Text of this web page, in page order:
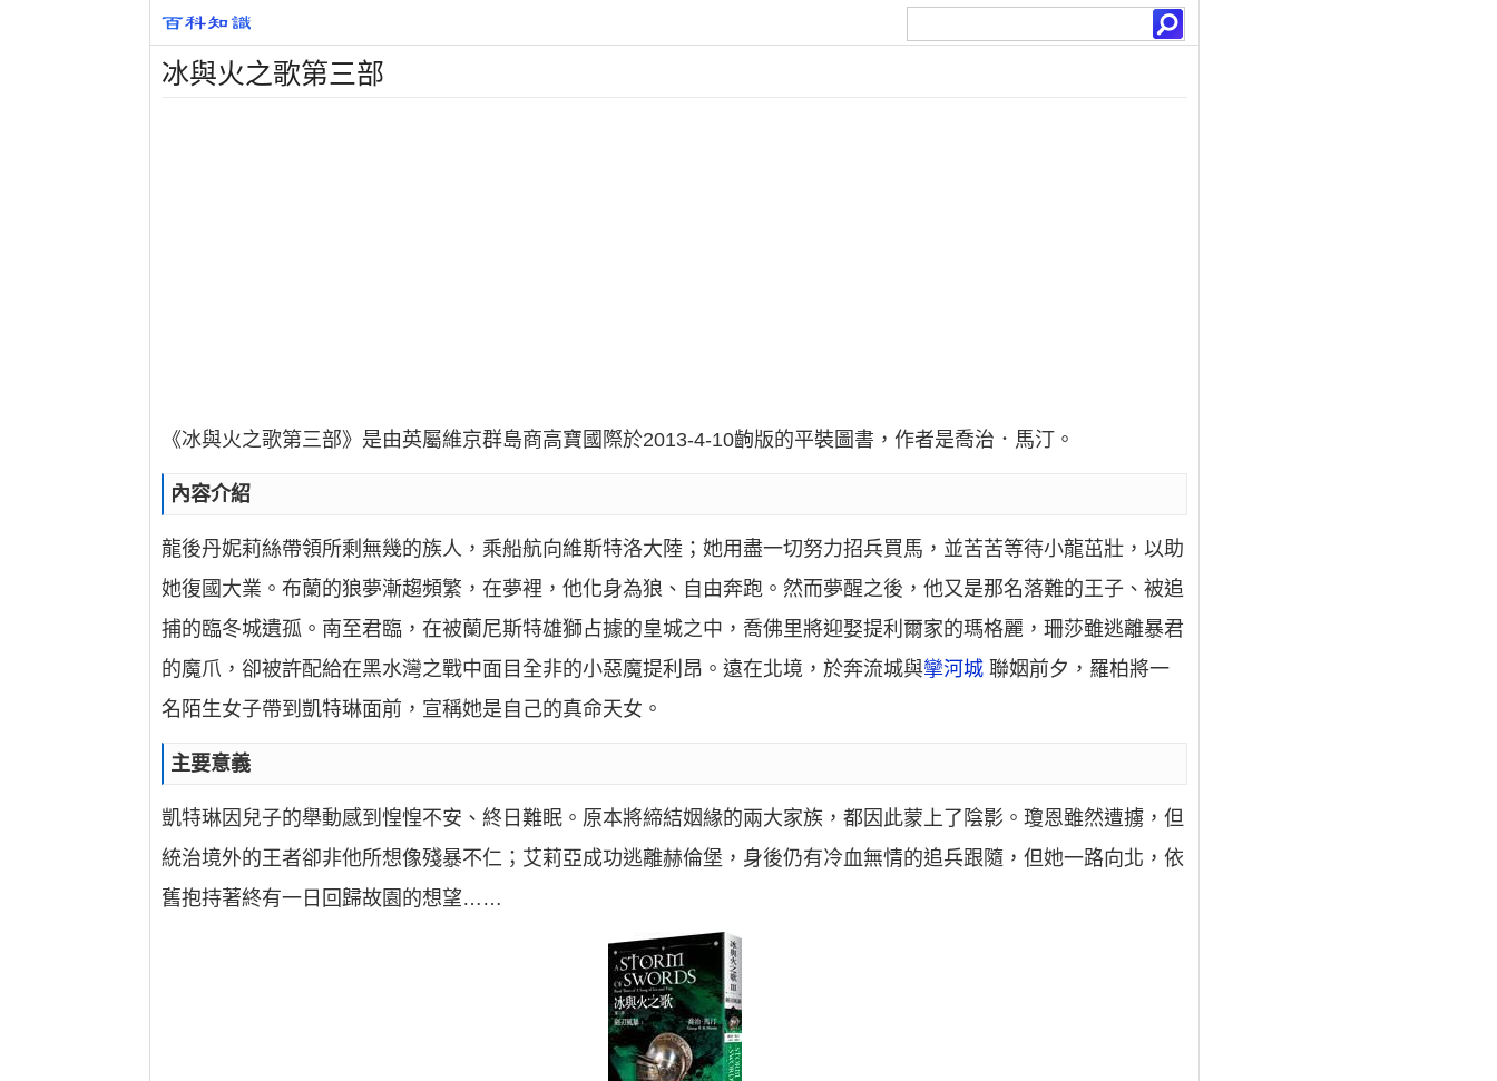
冰與火之歌第三部
《冰與火之歌第三部》是由英屬維京群島商高寶國際於2013-4-10齣版的平裝圖書，作者是喬治．馬汀。
內容介紹
龍後丹妮莉絲帶領所剩無幾的族人，乘船航向維斯特洛大陸；她用盡一切努力招兵買馬，並苦苦等待小龍茁壯，以助
她復國大業。布蘭的狼夢漸趨頻繁，在夢裡，他化身為狼、自由奔跑。然而夢醒之後，他又是那名落難的王子、被追
捕的臨冬城遺孤。南至君臨，在被蘭尼斯特雄獅占據的皇城之中，喬佛里將迎娶提利爾家的瑪格麗，珊莎雖逃離暴君
的魔爪，卻被許配給在黑水灣之戰中面目全非的小惡魔提利昂。遠在北境，於奔流城與攣河城 聯姻前夕，羅柏將一
名陌生女子帶到凱特琳面前，宣稱她是自己的真命天女。
主要意義
凱特琳因兒子的舉動感到惶惶不安、終日難眠。原本將締結姻緣的兩大家族，都因此蒙上了陰影。瓊恩雖然遭擄，但
統治境外的王者卻非他所想像殘暴不仁；艾莉亞成功逃離赫倫堡，身後仍有冷血無情的追兵跟隨，但她一路向北，依
舊抱持著終有一日回歸故園的想望……